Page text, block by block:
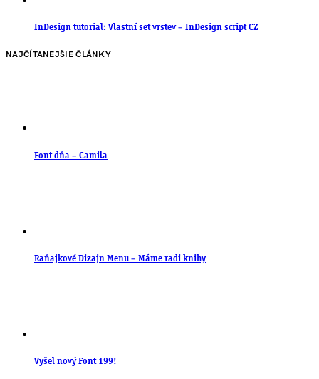
InDesign tutorial: Vlastní set vrstev – InDesign script CZ
NAJČÍTANEJŠIE ČLÁNKY
Font dňa – Camila
Raňajkové Dizajn Menu – Máme radi knihy
Vyšel nový Font 199!